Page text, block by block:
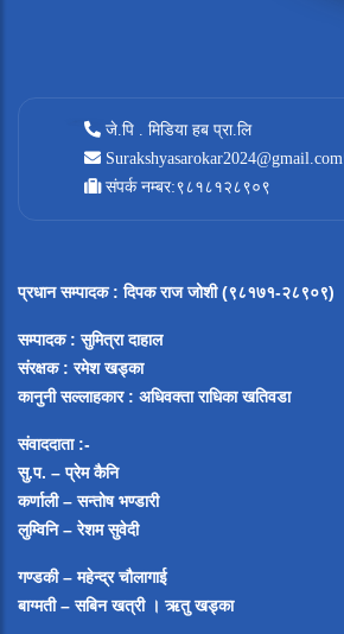
जे.पि . मिडिया हब प्रा.लि
Surakshyasarokar2024@gmail.com
संपर्क नम्बर:९८१८१२८९०९
प्रधान सम्पादक: दिपक राज जोशी (९८१७१-२८९०९)
सम्पादक : सुमित्रा दाहाल
संरक्षक : रमेश खड्का
कानुनी सल्लाहकार : अधिवक्ता राधिका खतिवडा
संवाददाता :-
सु.प. – प्रेम कैनि
कर्णाली – सन्तोष भण्डारी
लुम्विनि – रेशम सुवेदी
गण्डकी – महेन्द्र चौलागाई
बाग्मती – सबिन खत्री ।ऋतु खड्का